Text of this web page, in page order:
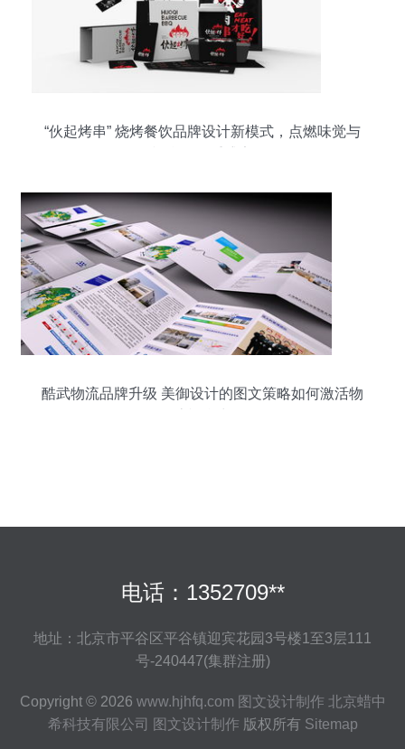
“伙起烤串” 烧烤餐饮品牌设计新模式，点燃味觉与
酷武物流品牌升级 美御设计的图文策略如何激活物
电话：1352709**
地址：北京市平谷区平谷镇迎宾花园3号楼1至3层111
号-240447(集群注册)
Copyright © 2026 www.hjhfq.com 图文设计制作 北京蜡中
希科技有限公司
图文设计制作 版权所有 Sitemap